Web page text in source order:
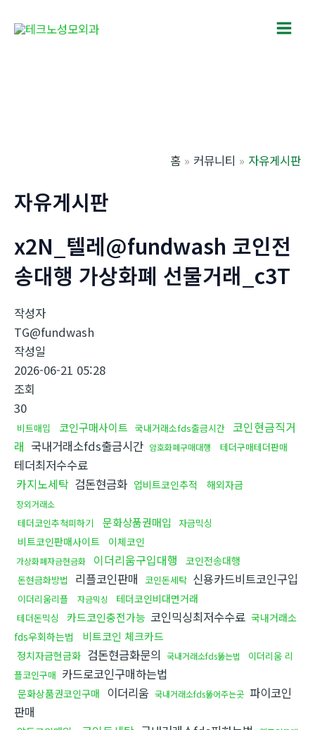
Main
홈 커뮤니티 자유게시판
자유게시판
x2N_텔레@fundwash 코인전
송대행 가상화폐 선물거래_c3T
작성자
TG@fundwash
작성일
2026-06-21 05:28
조회
30
비트매입 코인구매사이트 국내거래소fds출금시간 코인현금직거
래 국내거래소fds출금시간 암호화폐구매대행 테더구매테더판매
테더최저수수료
카지노세탁 검돈현금화 업비트코인추적 해외자금
장외거래소
테더코인추척피하기 문화상품권매입 자금믹싱
비트코인판매사이트 이체코인
가상화폐자금현금화 이더리움구입대행 코인전송대행
돈현금화방법 리플코인판매 코인돈세탁 신용카드비트코인구입
이더리움리플 자금믹싱 테더코인비대면거래
테더돈믹싱 카드코인충전가능 코인믹싱최저수수료 국내거래소
fds우회하는법
비트코인 체크카드
정치자금현금화 검돈현금화문의 국내거래소fds뚫는법
이더리움 리
플코인구매 카드로코인구매하는법
문화상품권코인구매 이더리움 국내거래소fds뚫어주는곳 파이코인
판매